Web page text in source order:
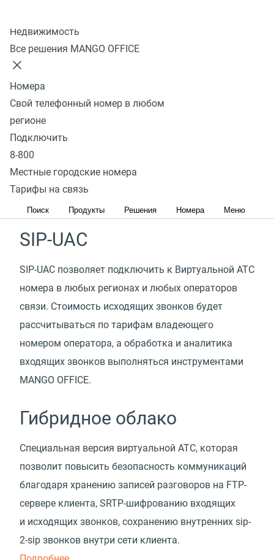
Недвижимость
Все решения MANGO OFFICE
Номера
Свой телефонный номер в любом
регионе
Подключить
8-800
Местные городские номера
Тарифы на связь
Поиск Продукты Решения Номера Меню
SIP-TRUNK
SIP-Trunk это виртуальный канал связи между
провайдером IP-телефонии и офисной IP-АТС,
в любом месте.
SIP-UAC
SIP-UAC позволяет подключить к Виртуальной АТС
номера в любых регионах и любых операторов
связи. Стоимость исходящих звонков будет
рассчитываться по тарифам владеющего
номером оператора, а обработка и аналитика
входящих звонков выполняться инструментами
MANGO OFFICE.
Гибридное облако
Специальная версия виртуальной АТС, которая
позволит повысить безопасность коммуникаций
благодаря хранению записей разговоров на FTP-
сервере клиента, SRTP-шифрованию входящих
и исходящих звонков, сохранению внутренних sip-
2-sip звонков внутри сети клиента.